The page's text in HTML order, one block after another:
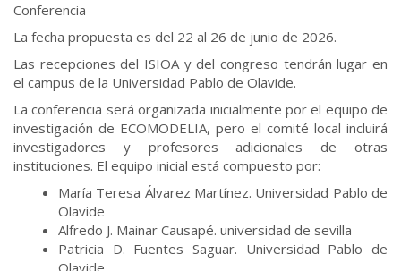
Conferencia
La fecha propuesta es del 22 al 26 de junio de 2026.
Las recepciones del ISIOA y del congreso tendrán lugar en
el campus de la Universidad Pablo de Olavide.
La conferencia será organizada inicialmente por el equipo de
investigación de ECOMODELIA, pero el comité local incluirá
investigadores y profesores adicionales de otras
instituciones. El equipo inicial está compuesto por:
María Teresa Álvarez Martínez. Universidad Pablo de
Olavide
Alfredo J. Mainar Causapé. universidad de sevilla
Patricia D. Fuentes Saguar. Universidad Pablo de
Olavide